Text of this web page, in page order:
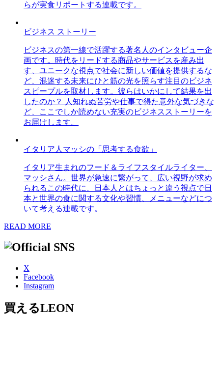
らが実食リポートする連載です。
ビジネス ストーリー
ビジネスの第一線で活躍する著名人のインタビュー企
画です。時代をリードする商品やサービスを産み出
す、ユニークな視点で社会に新しい価値を提供するな
ど、混迷する未来にひと筋の光を照らす注目のビジネ
スピープルを取材します。彼らはいかにして結果を出
したのか？ 人知れぬ苦労や仕事で得た意外な気づきな
ど、ここでしか読めない充実のビジネスストーリーを
お届けします。
イタリア人マッシの「思考する食欲」
イタリア生まれのフード＆ライフスタイルライター、
マッシさん。世界が急速に繋がって、広い視野が求め
られるこの時代に、日本人とはちょっと違う視点で日
本と世界の食に関する文化や習慣、メニューなどにつ
いて考える連載です。
READ MORE
X
Facebook
Instagram
買えるLEON